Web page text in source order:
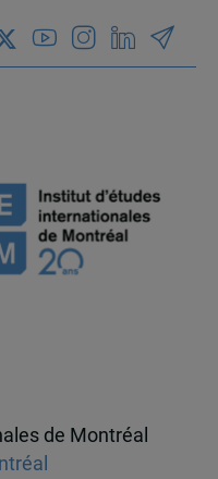
de Montréal